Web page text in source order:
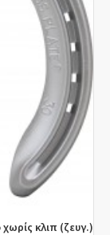
χωρίς κλιπ (ζευγ.)